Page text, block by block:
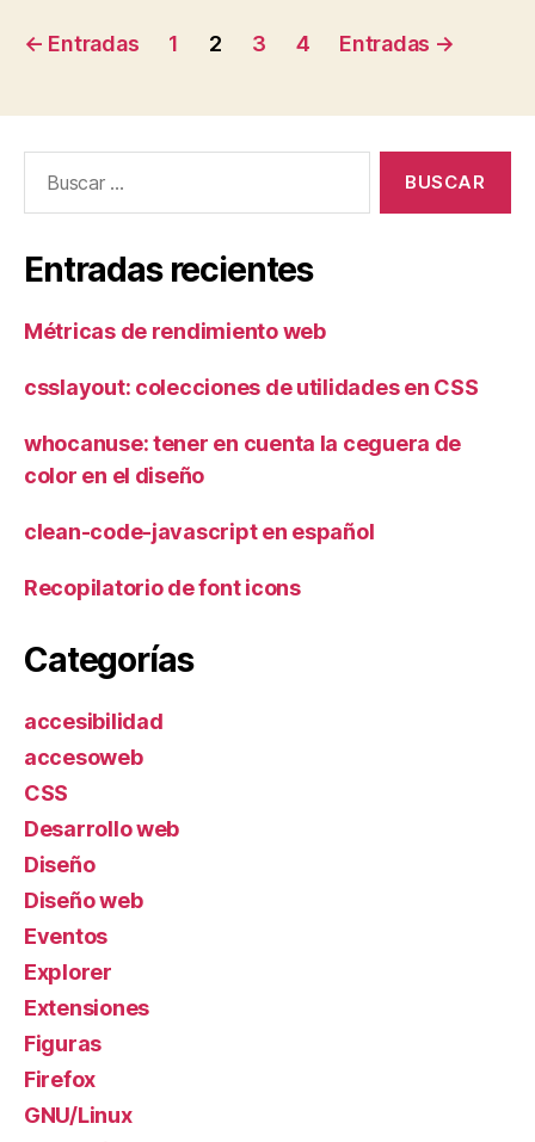
Paginación
entradas
← Entradas 1 2 3 4 Entradas →
Entradas recientes
Métricas de rendimiento web
csslayout: colecciones de utilidades en CSS
whocanuse: tener en cuenta la ceguera de
color en el diseño
clean-code-javascript en español
Recopilatorio de font icons
Categorías
accesibilidad
accesoweb
CSS
Desarrollo web
Diseño
Diseño web
Eventos
Explorer
Extensiones
Figuras
Firefox
GNU/Linux